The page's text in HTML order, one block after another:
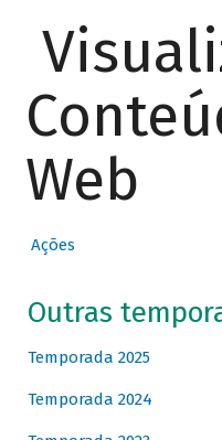
Web
Ações
Outras
Temporada 2025
Temporada 2024